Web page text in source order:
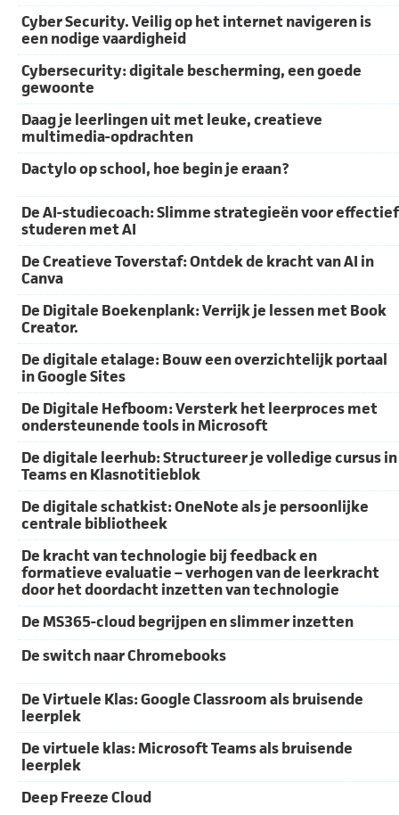
Cyber Security. Veilig op het internet navigeren is
een nodige vaardigheid
Cybersecurity: digitale bescherming, een goede
gewoonte
Daag je leerlingen uit met leuke, creatieve
multimedia-opdrachten
Dactylo op school, hoe begin je eraan?
De AI-studiecoach: Slimme strategieën voor effectief
studeren met AI
De Creatieve Toverstaf: Ontdek de kracht van AI in
Canva
De Digitale Boekenplank: Verrijk je lessen met Book
Creator.
De digitale etalage: Bouw een overzichtelijk portaal
in Google Sites
De Digitale Hefboom: Versterk het leerproces met
ondersteunende tools in Microsoft
De digitale leerhub: Structureer je volledige cursus in
Teams en Klasnotitieblok
De digitale schatkist: OneNote als je persoonlijke
centrale bibliotheek
De kracht van technologie bij feedback en
formatieve evaluatie – verhogen van de leerkracht
door het doordacht inzetten van technologie
De MS365-cloud begrijpen en slimmer inzetten
De switch naar Chromebooks
De Virtuele Klas: Google Classroom als bruisende
leerplek
De virtuele klas: Microsoft Teams als bruisende
leerplek
Deep Freeze Cloud